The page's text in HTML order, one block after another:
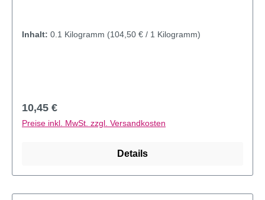
Inhalt: 0.1 Kilogramm (104,50 € / 1 Kilogramm)
Regulärer Preis:
10,45 €
Preise inkl. MwSt. zzgl. Versandkosten
Details